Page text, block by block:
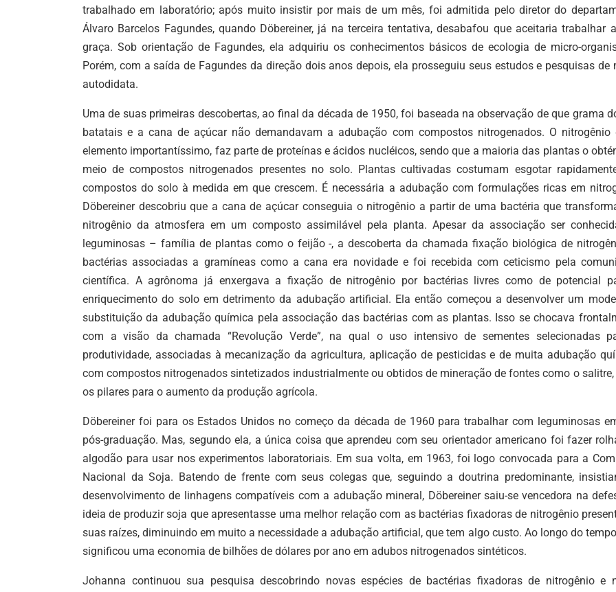
trabalhado em laboratório; após muito insistir por mais de um mês, foi admitida pelo diretor do
Álvaro Barcelos Fagundes, quando Döbereiner, já na terceira tentativa, desabafou que aceitaria trabalhar
graça. Sob orientação de Fagundes, ela adquiriu os conhecimentos básicos de ecologia de micro-
Porém, com a saída de Fagundes da direção dois anos depois, ela prosseguiu seus estudos e pesquisas de
autodidata.
Uma de suas primeiras descobertas, ao final da década de 1950, foi baseada na observação de que grama
batatais e a cana de açúcar não demandavam a adubação com compostos nitrogenados. O nitrogênio
elemento importantíssimo, faz parte de proteínas e ácidos nucléicos, sendo que a maioria das plantas o
meio de compostos nitrogenados presentes no solo. Plantas cultivadas costumam esgotar
compostos do solo à medida em que crescem. É necessária a adubação com formulações ricas em
Döbereiner descobriu que a cana de açúcar conseguia o nitrogênio a partir de uma bactéria que
nitrogênio da atmosfera em um composto assimilável pela planta. Apesar da associação ser
leguminosas – família de plantas como o feijão -, a descoberta da chamada fixação biológica de
bactérias associadas a gramíneas como a cana era novidade e foi recebida com ceticismo pela
científica. A agrônoma já enxergava a fixação de nitrogênio por bactérias livres como de potencial
enriquecimento do solo em detrimento da adubação artificial. Ela então começou a desenvolver um
substituição da adubação química pela associação das bactérias com as plantas. Isso se chocava
com a visão da chamada “Revolução Verde”, na qual o uso intensivo de sementes selecionadas
produtividade, associadas à mecanização da agricultura, aplicação de pesticidas e de muita adubação
com compostos nitrogenados sintetizados industrialmente ou obtidos de mineração de fontes como o salitre,
os pilares para o aumento da produção agrícola.
Döbereiner foi para os Estados Unidos no começo da década de 1960 para trabalhar com leguminosas
pós-graduação. Mas, segundo ela, a única coisa que aprendeu com seu orientador americano foi fazer
algodão para usar nos experimentos laboratoriais. Em sua volta, em 1963, foi logo convocada para a
Nacional da Soja. Batendo de frente com seus colegas que, seguindo a doutrina predominante,
desenvolvimento de linhagens compatíveis com a adubação mineral, Döbereiner saiu-se vencedora na
ideia de produzir soja que apresentasse uma melhor relação com as bactérias fixadoras de nitrogênio
suas raízes, diminuindo em muito a necessidade a adubação artificial, que tem algo custo. Ao longo do
significou uma economia de bilhões de dólares por ano em adubos nitrogenados sintéticos.
Johanna continuou sua pesquisa descobrindo novas espécies de bactérias fixadoras de nitrogênio e